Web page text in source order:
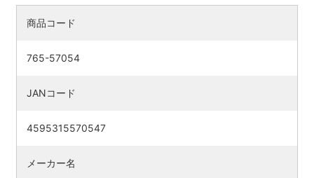
商品コード
765-57054
JANコード
4595315570547
メーカー名